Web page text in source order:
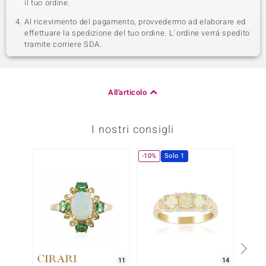
il tuo ordine.
Al ricevimento del pagamento, provvedermo ad elaborare ed
effettuare la spedizione del tuo ordine. L´ordine verrá spedito
tramite corriere SDA.
All'articolo
I nostri consigli
11
-10% Solo 1
14